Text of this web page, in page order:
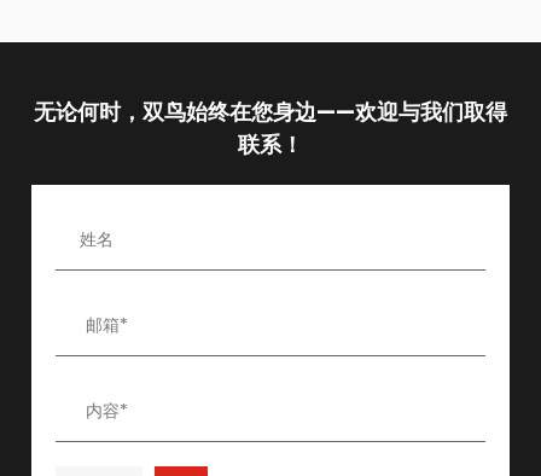
无论何时，双鸟始终在您身边——欢迎与我们取得
联系！